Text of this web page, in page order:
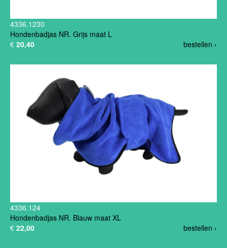
4336.1230
Hondenbadjas NR. Grijs maat L
bestellen ›
€ 20,40
4336.124
Hondenbadjas NR. Blauw maat XL
bestellen ›
€ 22,00